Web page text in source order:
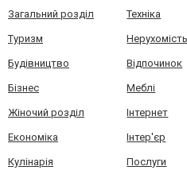
Загальний розділ Техніка
Туризм Нерухомість
Будівництво Відпочинок
Бізнес Меблі
Жіночий розділ Інтернет
Економіка Інтер'єр
Кулінарія Послуги